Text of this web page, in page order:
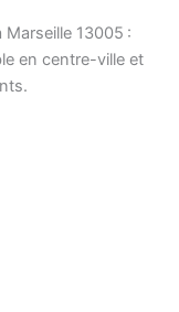
13005 :
en centre-ville et